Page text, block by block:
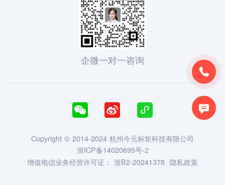


企微一对一咨询
  
Copyright © 2014-2024 杭州今元标矩科技有限公司
浙ICP备14020695号-2
增值电信业务经营许可证： 浙B2-20241378 隐私政策